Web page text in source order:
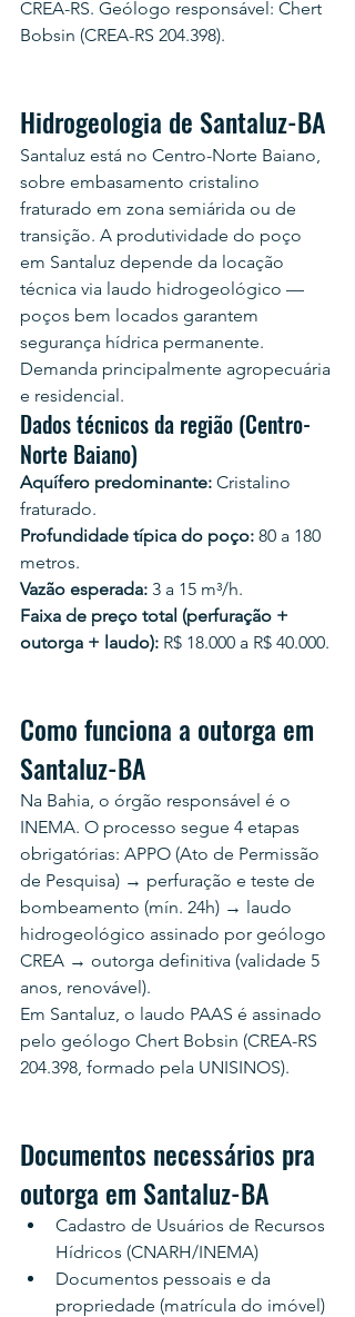
CREA-RS. Geólogo responsável: Chert
Bobsin (CREA-RS 204.398).
Hidrogeologia de Santaluz-BA
Santaluz está no Centro-Norte Baiano,
sobre embasamento cristalino
fraturado em zona semiárida ou de
transição. A produtividade do poço
em Santaluz depende da locação
técnica via laudo hidrogeológico —
poços bem locados garantem
segurança hídrica permanente.
Demanda principalmente agropecuária
e residencial.
Dados técnicos da região (Centro-
Norte Baiano)
Aquífero predominante: Cristalino
fraturado.
Profundidade típica do poço: 80 a 180
metros.
Vazão esperada: 3 a 15 m³/h.
Faixa de preço total (perfuração +
outorga + laudo): R$ 18.000 a R$ 40.000.
Como funciona a outorga em
Santaluz-BA
Na Bahia, o órgão responsável é o
INEMA. O processo segue 4 etapas
obrigatórias: APPO (Ato de Permissão
de Pesquisa) → perfuração e teste de
bombeamento (mín. 24h) → laudo
hidrogeológico assinado por geólogo
CREA → outorga definitiva (validade 5
anos, renovável).
Em Santaluz, o laudo PAAS é assinado
pelo geólogo Chert Bobsin (CREA-RS
204.398, formado pela UNISINOS).
Documentos necessários pra
outorga em Santaluz-BA
Cadastro de Usuários de Recursos
Hídricos (CNARH/INEMA)
Documentos pessoais e da
propriedade (matrícula do imóvel)